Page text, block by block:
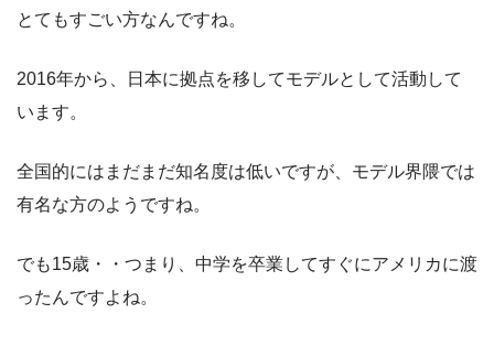
とてもすごい方なんですね。
2016年から、日本に拠点を移してモデルとして活動して
います。
全国的にはまだまだ知名度は低いですが、モデル界隈では
有名な方のようですね。
でも15歳・・つまり、中学を卒業してすぐにアメリカに渡
ったんですよね。